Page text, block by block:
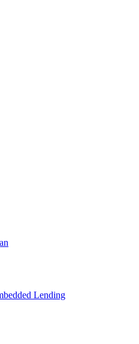
Lending